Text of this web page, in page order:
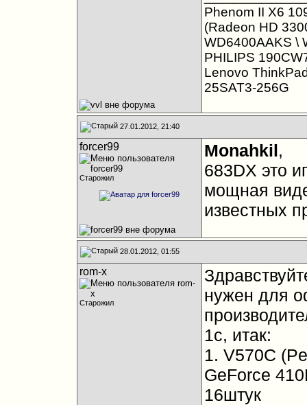
Phenom II X6
(Radeon HD
WD6400AAKS \
PHILIPS
Lenovo
25SAT3-256G
27.01.2012, 21:40
forcer99
Старожил
Monahkil,
683DX это
мощная
известных
28.01.2012, 01:55
rom-x
Старожил
нужен для
1с, итак:
1. V570C
GeForce
16штук